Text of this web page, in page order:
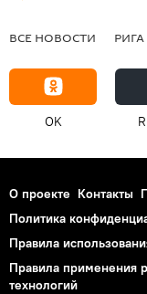
ВСЕ НОВОСТИ РИГА
OK
О проекте Контакты
Политика
Правила
Правила применения
технологий